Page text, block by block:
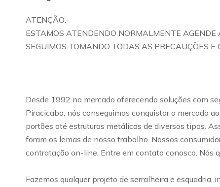
ATENÇÃO:
ESTAMOS ATENDENDO NORMALMENTE
SEGUIMOS TOMANDO TODAS AS PRECAUÇÕES
Desde 1992 no mercado oferecendo soluções com
Piracicaba, nós conseguimos conquistar o mercado
portões até estruturas metálicas de diversos tipos.
foram os lemas de nosso trabalho. Nossos
contratação on-line. Entre em contato conosco. Nós
Fazemos qualquer projeto de serralheira e